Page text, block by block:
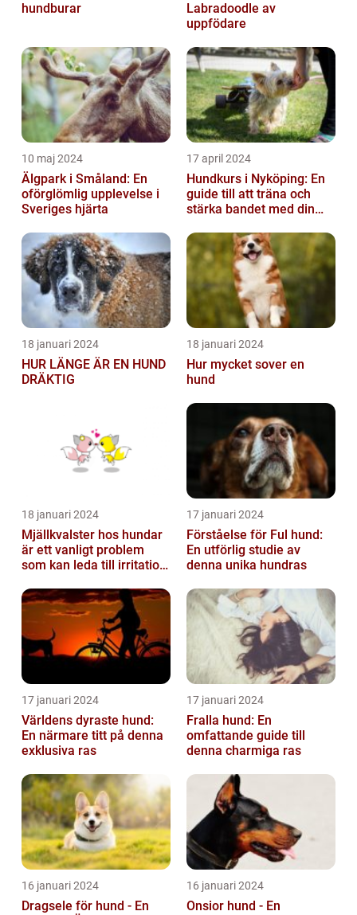
hundburar
Labradoodle av
uppfödare
10 maj 2024
Älgpark i Småland: En
oförglömlig upplevelse i
Sveriges hjärta
17 april 2024
Hundkurs i Nyköping: En
guide till att träna och
stärka bandet med din
18 januari 2024
HUR LÄNGE ÄR EN HUND
DRÄKTIG
18 januari 2024
Hur mycket sover en
hund
18 januari 2024
Mjällkvalster hos hundar
är ett vanligt problem
som kan leda till irritation
hun...
17 januari 2024
Förståelse för Ful hund:
En utförlig studie av
denna unika hundras
17 januari 2024
Världens dyraste hund:
En närmare titt på denna
exklusiva ras
17 januari 2024
Fralla hund: En
omfattande guide till
denna charmiga ras
16 januari 2024
Dragsele för hund - En
16 januari 2024
Onsior hund - En